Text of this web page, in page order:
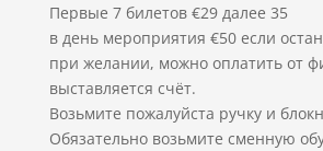
Первые 7 билетов €29 далее 35
в день мероприятия €50 если
при желании, можно оплатить от
выставляется счёт.
Возьмите пожалуйста ручку и
Обязательно возьмите сменную